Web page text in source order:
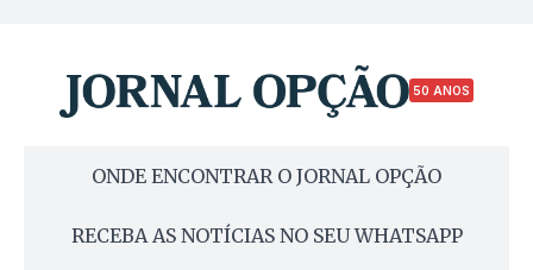
50 ANOS
ONDE ENCONTRAR O JORNAL OPÇÃO
RECEBA AS NOTÍCIAS NO SEU WHATSAPP